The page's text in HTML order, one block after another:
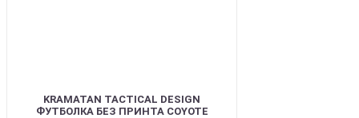
KRAMATAN TACTICAL DESIGN
ФУТБОЛКА БЕЗ ПРИНТА COYOTE